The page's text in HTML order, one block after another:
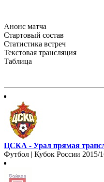
Анонс матча
Стартовый состав
Статистика встреч
Текстовая трансляция
Таблица
ЦСКА - Урал прямая
Футбол | Кубок России 2015/